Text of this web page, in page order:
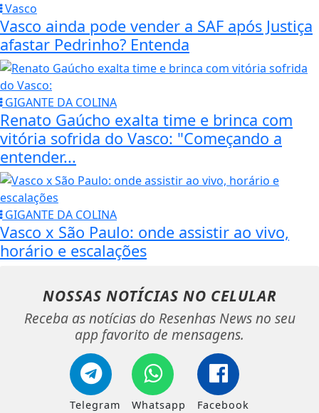
Vasco
Vasco ainda pode vender a SAF após Justiça
afastar Pedrinho? Entenda
GIGANTE DA COLINA
Renato Gaúcho exalta time e brinca com
vitória sofrida do Vasco: "Começando a
entender...
GIGANTE DA COLINA
Vasco x São Paulo: onde assistir ao vivo,
horário e escalações
NOSSAS NOTÍCIAS NO CELULAR
Receba as notícias do Resenhas News no seu
app favorito de mensagens.
Telegram Whatsapp Facebook